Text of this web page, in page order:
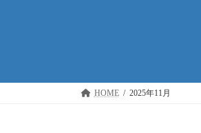
HOME 2025年11月